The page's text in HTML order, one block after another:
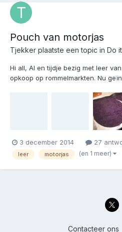
Pouch van motorjas
Tjekker plaatste een topic in Do
Hi all, Al en tijdje bezig met leer
opkoop op rommelmarkten. Nu
van kleine vuur aanmaak spullen.
3 december 2014 27
leer motorjas (en 1 meer)
Contacteer ons